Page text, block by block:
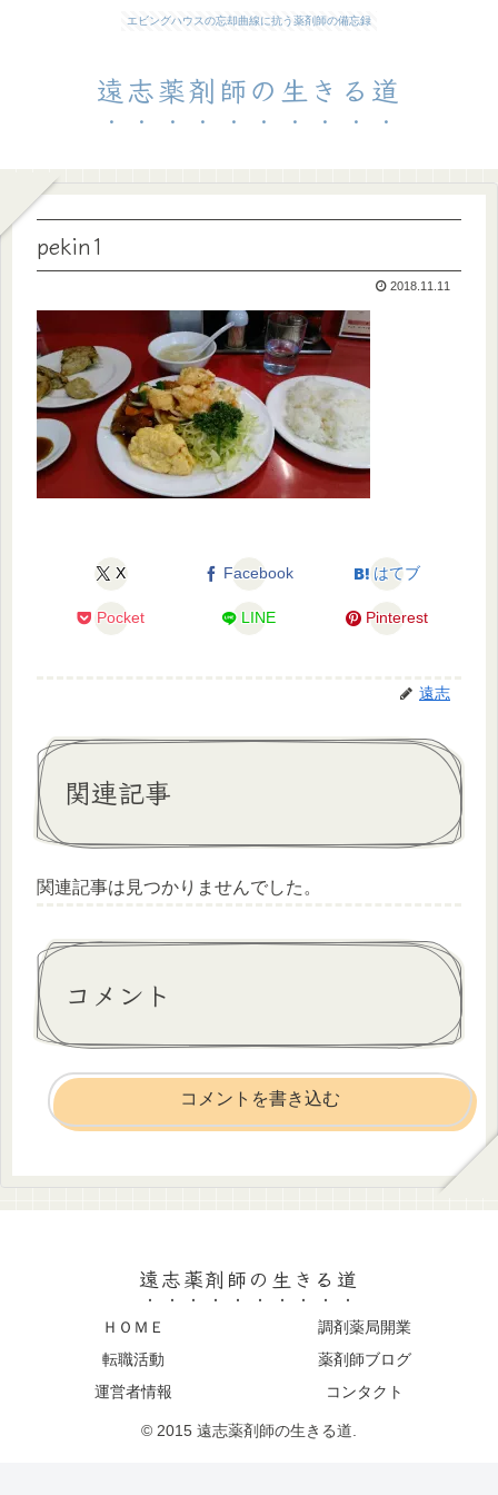
エビングハウスの忘却曲線に抗う薬剤師の備忘録
遠志薬剤師の生きる道
pekin1
2018.11.11
X Facebook はてブ
Pocket LINE Pinterest
遠志
関連記事
関連記事は見つかりませんでした。
コメント
コメントを書き込む
遠志薬剤師の生きる道
ＨＯＭＥ
調剤薬局開業
転職活動
薬剤師ブログ
運営者情報
コンタクト
© 2015 遠志薬剤師の生きる道.